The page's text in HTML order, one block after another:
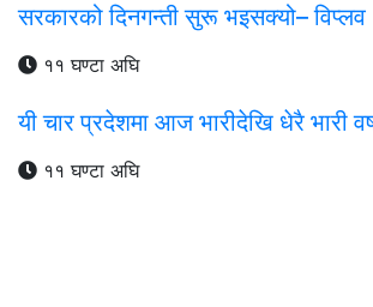
सरकारको दिनगन्ती सुरू भइसक्यो– विप्लव
११ घण्टा अघि
यी चार प्रदेशमा आज भारीदेखि धेरै भारी
११ घण्टा अघि